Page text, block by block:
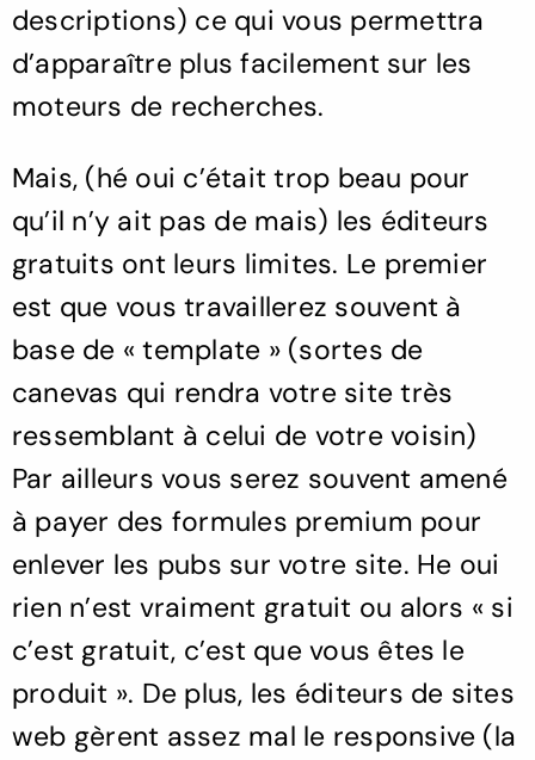
descriptions) ce qui vous permettra
d’apparaître plus facilement sur les
moteurs de recherches.
Mais, (hé oui c’était trop beau pour
qu’il n’y ait pas de mais) les éditeurs
gratuits ont leurs limites. Le premier
est que vous travaillerez souvent à
base de « template » (sortes de
canevas qui rendra votre site très
ressemblant à celui de votre voisin)
Par ailleurs vous serez souvent amené
à payer des formules premium pour
enlever les pubs sur votre site. He oui
rien n’est vraiment gratuit ou alors « si
c’est gratuit, c’est que vous êtes le
produit ». De plus, les éditeurs de sites
web gèrent assez mal le responsive (la